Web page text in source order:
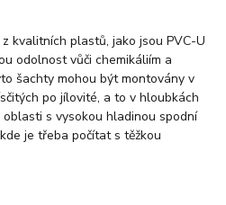
kvalitních plastů, jako jsou PVC-U
odolnost vůči chemikáliím a
šachty mohou být montovány v
po jílovité, a to v hloubkách
oblasti s vysokou hladinou spodní
je třeba počítat s těžkou